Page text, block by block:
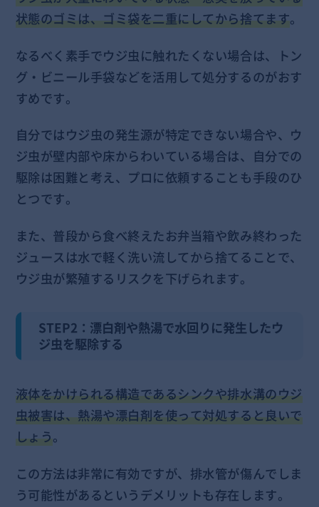
状態のゴミは、ゴミ袋を二重にしてから捨てます。
なるべく素手でウジ虫に触れたくない場合は、トン
グ・ビニール手袋などを活用して処分するのがおす
すめです。
自分ではウジ虫の発生源が特定できない場合や、ウ
ジ虫が壁内部や床からわいている場合は、自分での
駆除は困難と考え、プロに依頼することも手段のひ
とつです。
また、普段から食べ終えたお弁当箱や飲み終わった
ジュースは水で軽く洗い流してから捨てることで、
ウジ虫が繁殖するリスクを下げられます。
STEP2：漂白剤や熱湯で水回りに発生したウ
ジ虫を駆除する
液体をかけられる構造であるシンクや排水溝のウジ
虫被害は、熱湯や漂白剤を使って対処すると良いで
しょう。
この方法は非常に有効ですが、排水管が傷んでしま
う可能性があるというデメリットも存在します。